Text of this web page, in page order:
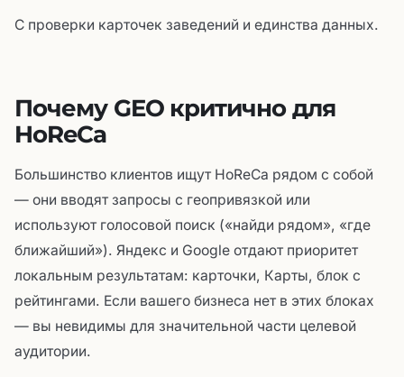
С проверки карточек заведений и единства данных.
Почему GEO критично для
HoReCa
Большинство клиентов ищут HoReCa рядом с собой
— они вводят запросы с геопривязкой или
используют голосовой поиск («найди рядом», «где
ближайший»). Яндекс и Google отдают приоритет
локальным результатам: карточки, Карты, блок с
рейтингами. Если вашего бизнеса нет в этих блоках
— вы невидимы для значительной части целевой
аудитории.